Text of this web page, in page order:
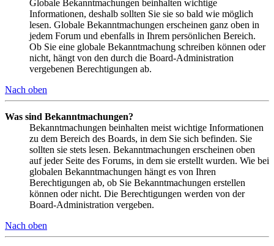
Globale Bekanntmachungen beinhalten wichtige
Informationen, deshalb sollten Sie sie so bald wie möglich
lesen. Globale Bekanntmachungen erscheinen ganz oben in
jedem Forum und ebenfalls in Ihrem persönlichen Bereich.
Ob Sie eine globale Bekanntmachung schreiben können oder
nicht, hängt von den durch die Board-Administration
vergebenen Berechtigungen ab.
Nach oben
Was sind Bekanntmachungen?
Bekanntmachungen beinhalten meist wichtige Informationen
zu dem Bereich des Boards, in dem Sie sich befinden. Sie
sollten sie stets lesen. Bekanntmachungen erscheinen oben
auf jeder Seite des Forums, in dem sie erstellt wurden. Wie bei
globalen Bekanntmachungen hängt es von Ihren
Berechtigungen ab, ob Sie Bekanntmachungen erstellen
können oder nicht. Die Berechtigungen werden von der
Board-Administration vergeben.
Nach oben